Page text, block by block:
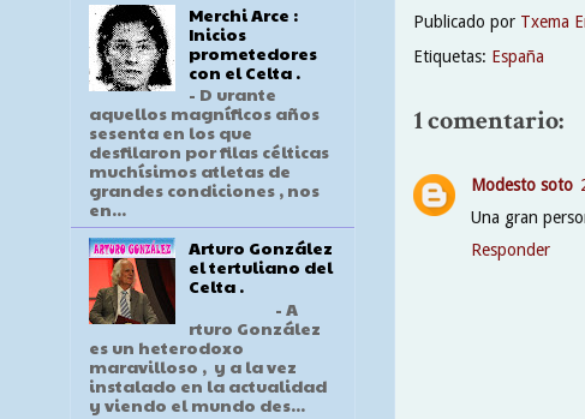
Publicado por Txema
Etiquetas: España
1 comentario:
Modesto soto
Una gran
Responder
Merchi Arce :
Inicios
prometedores
con el Celta .
- D urante
aquellos magníficos años
sesenta en los que
desfilaron por filas célticas
muchísimos atletas de
grandes condiciones , nos
en...
Arturo González
el tertuliano del
Celta .
- A
rturo González
es un heterodoxo
maravilloso , y a la vez
instalado en la actualidad
y viendo el mundo des...